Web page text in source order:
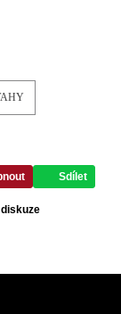
Sdílet